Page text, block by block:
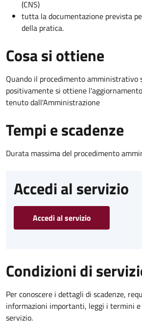
(CNS)
tutta la documentazione prevista
della pratica.
Cosa si ottiene
Quando il procedimento amministrativo
positivamente si ottiene
tenuto dall'Amministrazione
Tempi e scadenze
Durata massima del procedimento
Accedi al servizio
Accedi al servizio
Condizioni di
Per conoscere i dettagli di scadenze,
informazioni importanti, leggi i termini e
servizio.